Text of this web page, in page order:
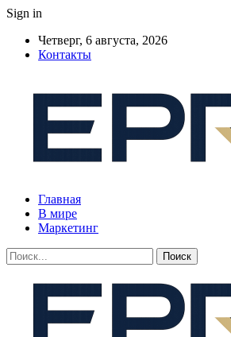
Sign in
Четверг, 6 августа, 2026
Контакты
Главная
В мире
Маркетинг